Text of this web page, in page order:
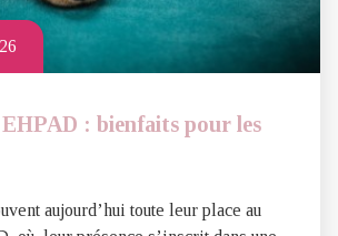
: bienfaits pour les
aujourd’hui toute leur place au